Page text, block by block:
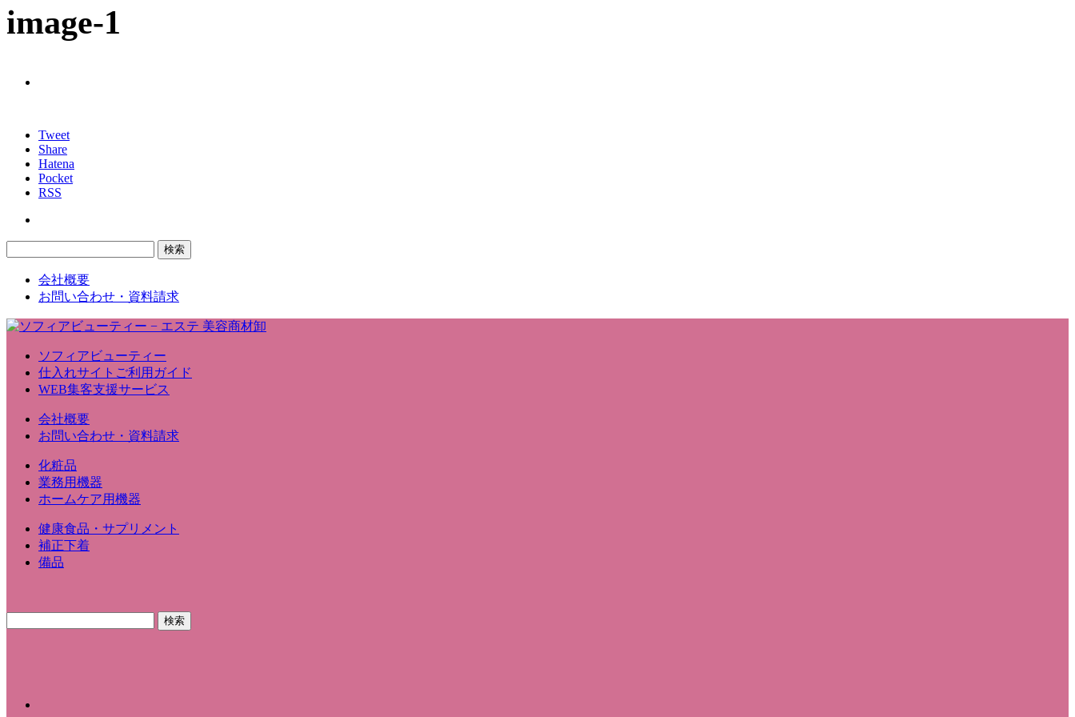
image-1
Tweet
Share
Hatena
Pocket
RSS
会社概要
お問い合わせ・資料請求
ソフィアビューティー
仕入れサイトご利用ガイド
WEB集客支援サービス
会社概要
お問い合わせ・資料請求
化粧品
業務用機器
ホームケア用機器
健康食品・サプリメント
補正下着
備品